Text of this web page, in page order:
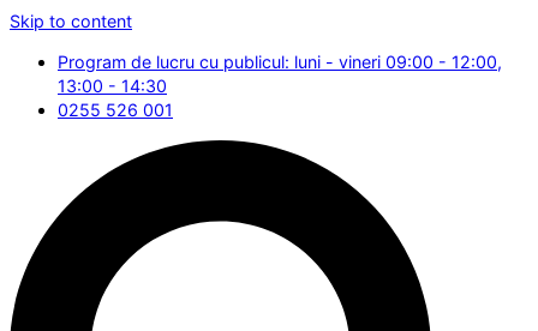
Skip to content
Program de lucru cu publicul: luni - vineri 09:00 - 12:00,
13:00 - 14:30
0255 526 001